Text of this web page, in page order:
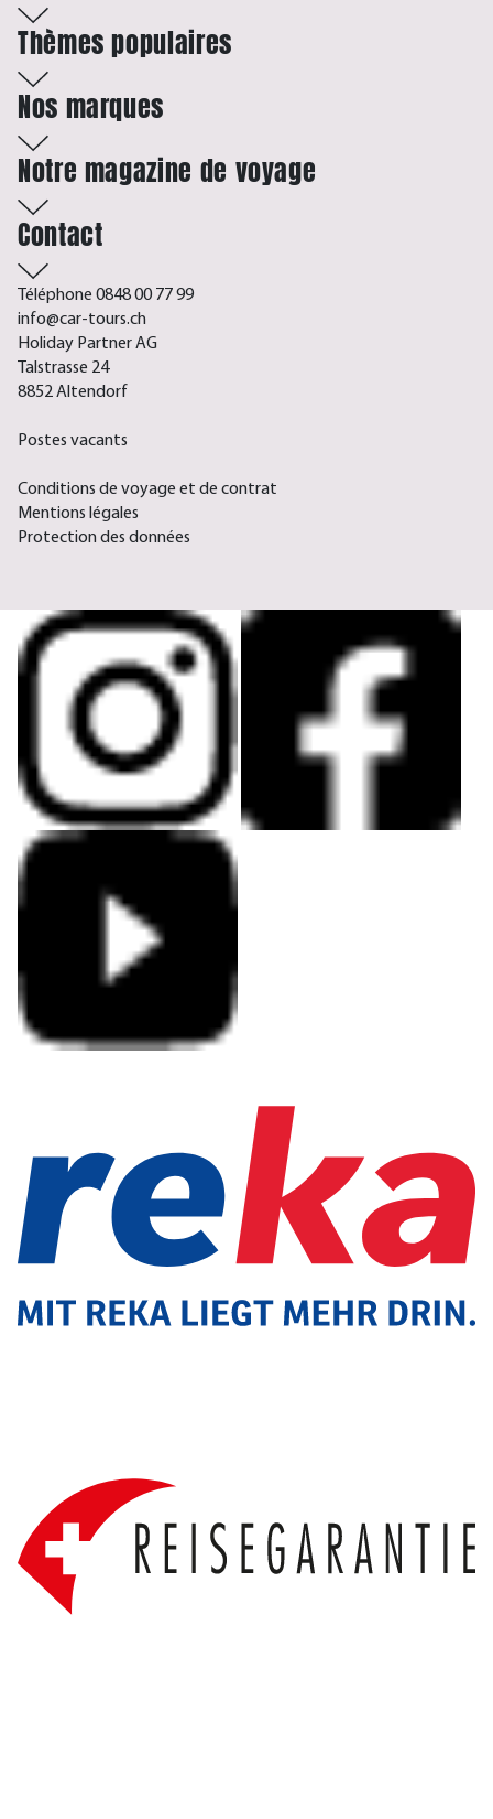
Thèmes populaires
Nos marques
Notre magazine de voyage
Contact
Téléphone 0848 00 77 99
info@car-tours.ch
Holiday Partner AG
Talstrasse 24
8852 Altendorf
Postes vacants
Conditions de voyage et de contrat
Mentions légales
Protection des données